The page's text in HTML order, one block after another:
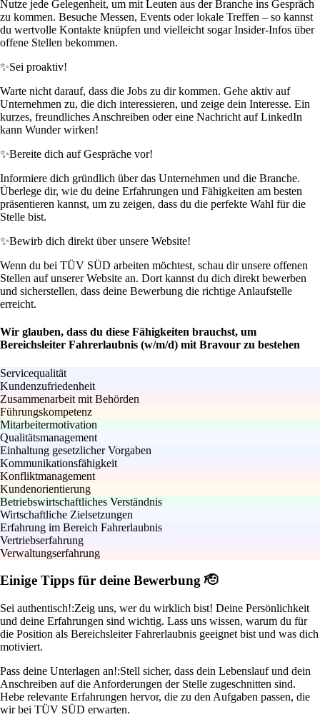
Nutze jede Gelegenheit, um mit Leuten aus der Branche ins Gespräch
zu kommen. Besuche Messen, Events oder lokale Treffen – so kannst
du wertvolle Kontakte knüpfen und vielleicht sogar Insider-Infos über
offene Stellen bekommen.
✨Sei proaktiv!
Warte nicht darauf, dass die Jobs zu dir kommen. Gehe aktiv auf
Unternehmen zu, die dich interessieren, und zeige dein Interesse. Ein
kurzes, freundliches Anschreiben oder eine Nachricht auf LinkedIn
kann Wunder wirken!
✨Bereite dich auf Gespräche vor!
Informiere dich gründlich über das Unternehmen und die Branche.
Überlege dir, wie du deine Erfahrungen und Fähigkeiten am besten
präsentieren kannst, um zu zeigen, dass du die perfekte Wahl für die
Stelle bist.
✨Bewirb dich direkt über unsere Website!
Wenn du bei TÜV SÜD arbeiten möchtest, schau dir unsere offenen
Stellen auf unserer Website an. Dort kannst du dich direkt bewerben
und sicherstellen, dass deine Bewerbung die richtige Anlaufstelle
erreicht.
Wir glauben, dass du diese Fähigkeiten brauchst, um
Bereichsleiter Fahrerlaubnis (w/m/d) mit Bravour zu bestehen
Servicequalität
Kundenzufriedenheit
Zusammenarbeit mit Behörden
Führungskompetenz
Mitarbeitermotivation
Qualitätsmanagement
Einhaltung gesetzlicher Vorgaben
Kommunikationsfähigkeit
Konfliktmanagement
Kundenorientierung
Betriebswirtschaftliches Verständnis
Wirtschaftliche Zielsetzungen
Erfahrung im Bereich Fahrerlaubnis
Vertriebserfahrung
Verwaltungserfahrung
Einige Tipps für deine Bewerbung 🫡
Sei authentisch!:Zeig uns, wer du wirklich bist! Deine Persönlichkeit
und deine Erfahrungen sind wichtig. Lass uns wissen, warum du für
die Position als Bereichsleiter Fahrerlaubnis geeignet bist und was dich
motiviert.
Pass deine Unterlagen an!:Stell sicher, dass dein Lebenslauf und dein
Anschreiben auf die Anforderungen der Stelle zugeschnitten sind.
Hebe relevante Erfahrungen hervor, die zu den Aufgaben passen, die
wir bei TÜV SÜD erwarten.